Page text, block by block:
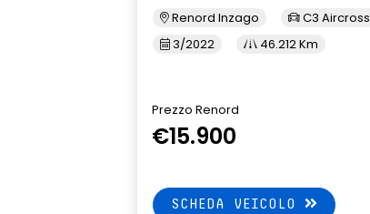
Renord Inzago
C3 Aircross
3/2022
46.212 Km
Prezzo Renord
€15.900
SCHEDA VEICOLO